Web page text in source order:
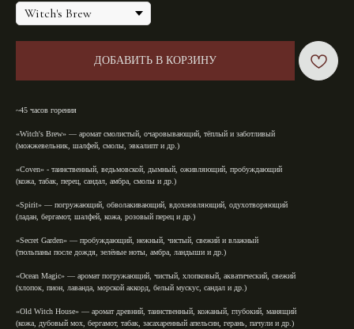
ДОБАВИТЬ В КОРЗИНУ
~45 часов горения
«Witch's Brew» — аромат смолистый, очаровывающий, тёплый и заботливый
(можжевельник, шалфей, смолы, эвкалипт и др.)⁣⁣
«Coven» ⁣⁣ - таинственный, ведьмовской, дымный, оживляющий, пробуждающий
(кожа, табак, перец, сандал, амбра, смолы и др.)⁣⁣
«Spirit» — погружающий, обволакивающий, вдохновляющий, одухотворяющий
(ладан, бергамот, шалфей, кожа, розовый перец и др.)⁣⁣
«Secret Garden» — пробуждающий, нежный, чистый,⁣⁣ свежий и влажный⁣⁣
(тюльпаны после дождя, зелёные ноты, амбра, ландыши и др.)⁣⁣
«Ocean Magic» — аромат погружающий, чистый, хлопковый, акватический, свежий⁣⁣
(хлопок, пион, лаванда, морской аккорд, белый мускус, сандал и др.)⁣⁣⁣⁣
«Old Witch House» — аромат древний, таинственный, кожаный, глубокий, манящий⁣⁣
(кожа, дубовый мох, бергамот, табак, засахаренный апельсин, герань, пачули и др.)⁣⁣